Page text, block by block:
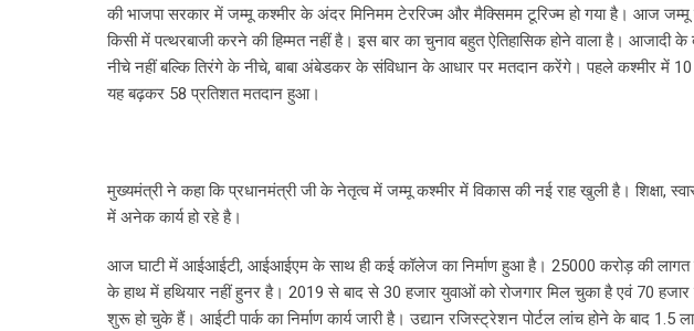
की भाजपा सरकार में जम्मू कश्मीर के अंदर मिनिमम टेररिज्म और मैक्सिमम टूरिज्म हो गया है। आज
किसी में पत्थरबाजी करने की हिम्मत नहीं है। इस बार का चुनाव बहुत ऐतिहासिक होने वाला है। आजादी
नीचे नहीं बल्कि तिरंगे के नीचे, बाबा अंबेडकर के संविधान के आधार पर मतदान करेंगे। पहले कश्मीर में
यह बढ़कर 58 प्रतिशत मतदान हुआ।
मुख्यमंत्री ने कहा कि प्रधानमंत्री जी के नेतृत्व में जम्मू कश्मीर में विकास की नई राह खुली है। शिक्षा,
में अनेक कार्य हो रहे है।
आज घाटी में आईआईटी, आईआईएम के साथ ही कई कॉलेज का निर्माण हुआ है। 25000 करोड़ की लागत
के हाथ में हथियार नहीं हुनर है। 2019 से बाद से 30 हजार युवाओं को रोजगार मिल चुका है एवं 70
शुरू हो चुके हैं। आईटी पार्क का निर्माण कार्य जारी है। उद्यान रजिस्ट्रेशन पोर्टल लांच होने के बाद